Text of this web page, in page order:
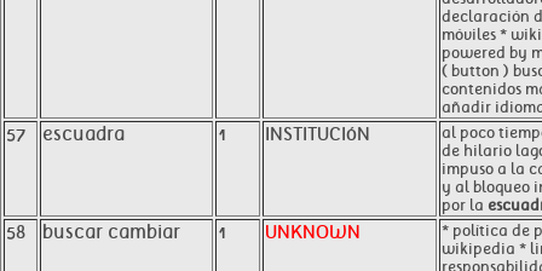
declaración
móviles *
powered by
( button )
contenidos
añadir
57 escuadra 1 INSTITUCIóN
al poco
de hilario
impuso a la
y al bloqueo
por la
58 buscar cambiar 1 UNKNOWN
* política de
wikipedia *